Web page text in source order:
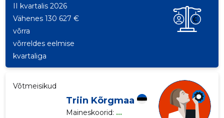
II kvartalis 2026
Vähenes 130 627 €
võrra
võrreldes eelmise
kvartaliga
Võtmeisikud
Triin Kõrgmaa
Maineskoorid: ...
Saaja e-mail
Sinu nimi